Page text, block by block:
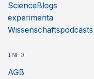
ScienceBlogs
experimenta
Wissenschaftspodcasts
INFO
AGB